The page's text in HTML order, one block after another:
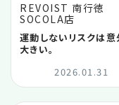
REVOIST 南行徳
SOCOLA店
運動しないリスクは意
大きい。
2026.01.31